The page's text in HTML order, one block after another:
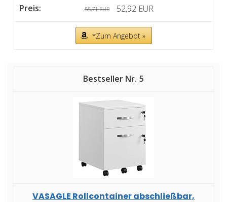
55,71 EUR 52,92 EUR
*Zum Angebot »
5
VASAGLE Rollcontainer abschließbar,